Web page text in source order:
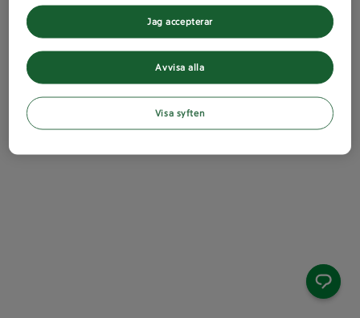
Avvisa alla
Jag accepterar
Visa syften